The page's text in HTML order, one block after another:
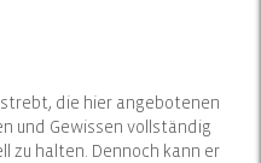
die hier angebotenen
und Gewissen vollständig
zu halten. Dennoch kann er